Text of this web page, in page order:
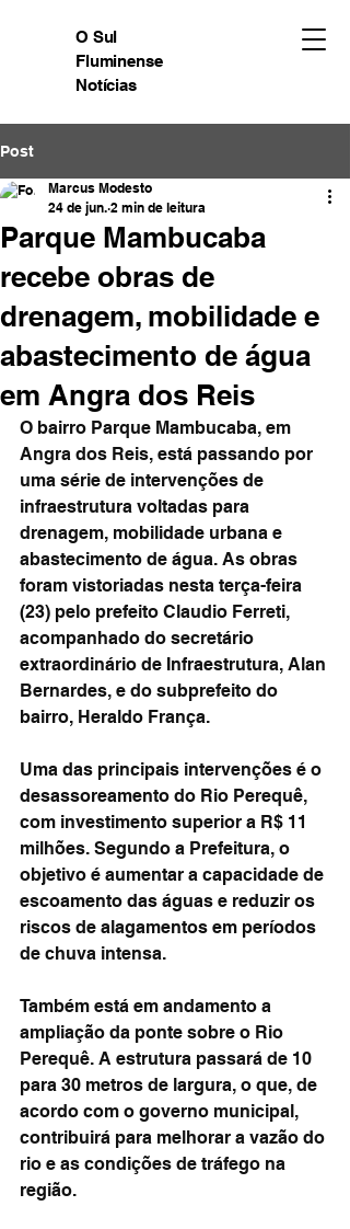
O Sul
Fluminense
Notícias
Post
Parque Mambucaba
recebe obras de
drenagem, mobilidade e
abastecimento de água
em Angra dos Reis
Marcus Modesto
24 de jun. 2 min de leitura
O bairro Parque Mambucaba, em
Angra dos Reis, está passando por
uma série de intervenções de
infraestrutura voltadas para
drenagem, mobilidade urbana e
abastecimento de água. As obras
foram vistoriadas nesta terça-feira
(23) pelo prefeito Claudio Ferreti,
acompanhado do secretário
extraordinário de Infraestrutura, Alan
Bernardes, e do subprefeito do
bairro, Heraldo França.
Uma das principais intervenções é o
desassoreamento do Rio Perequê,
com investimento superior a R$ 11
milhões. Segundo a Prefeitura, o
objetivo é aumentar a capacidade de
escoamento das águas e reduzir os
riscos de alagamentos em períodos
de chuva intensa.
Também está em andamento a
ampliação da ponte sobre o Rio
Perequê. A estrutura passará de 10
para 30 metros de largura, o que, de
acordo com o governo municipal,
contribuirá para melhorar a vazão do
rio e as condições de tráfego na
região.